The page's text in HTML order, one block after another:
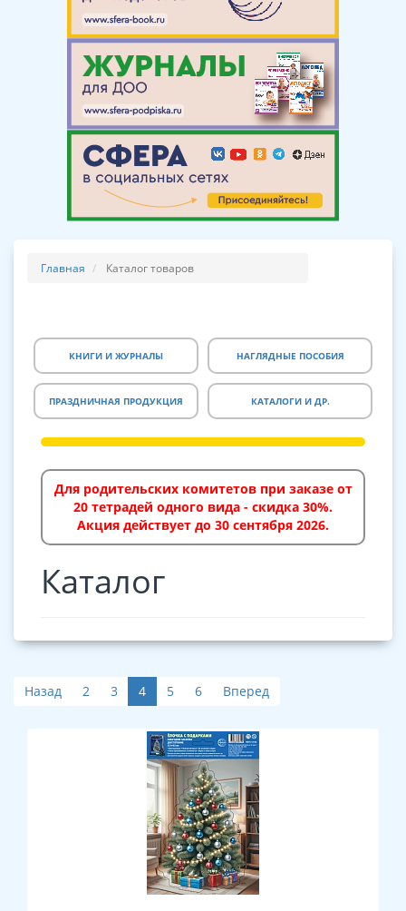
Главная Каталог товаров
КНИГИ И ЖУРНАЛЫ НАГЛЯДНЫЕ ПОСОБИЯ
ПРАЗДНИЧНАЯ ПРОДУКЦИЯ КАТАЛОГИ И ДР.
Для родительских комитетов при заказе от
20 тетрадей одного вида - скидка 30%.
Акция действует до 30 сентября 2026.
Каталог
Назад 2 3 4 5 6 Вперед